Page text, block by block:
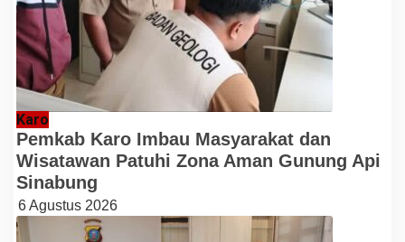
Karo
Pemkab Karo Imbau Masyarakat dan
Wisatawan Patuhi Zona Aman Gunung Api
Sinabung
6 Agustus 2026